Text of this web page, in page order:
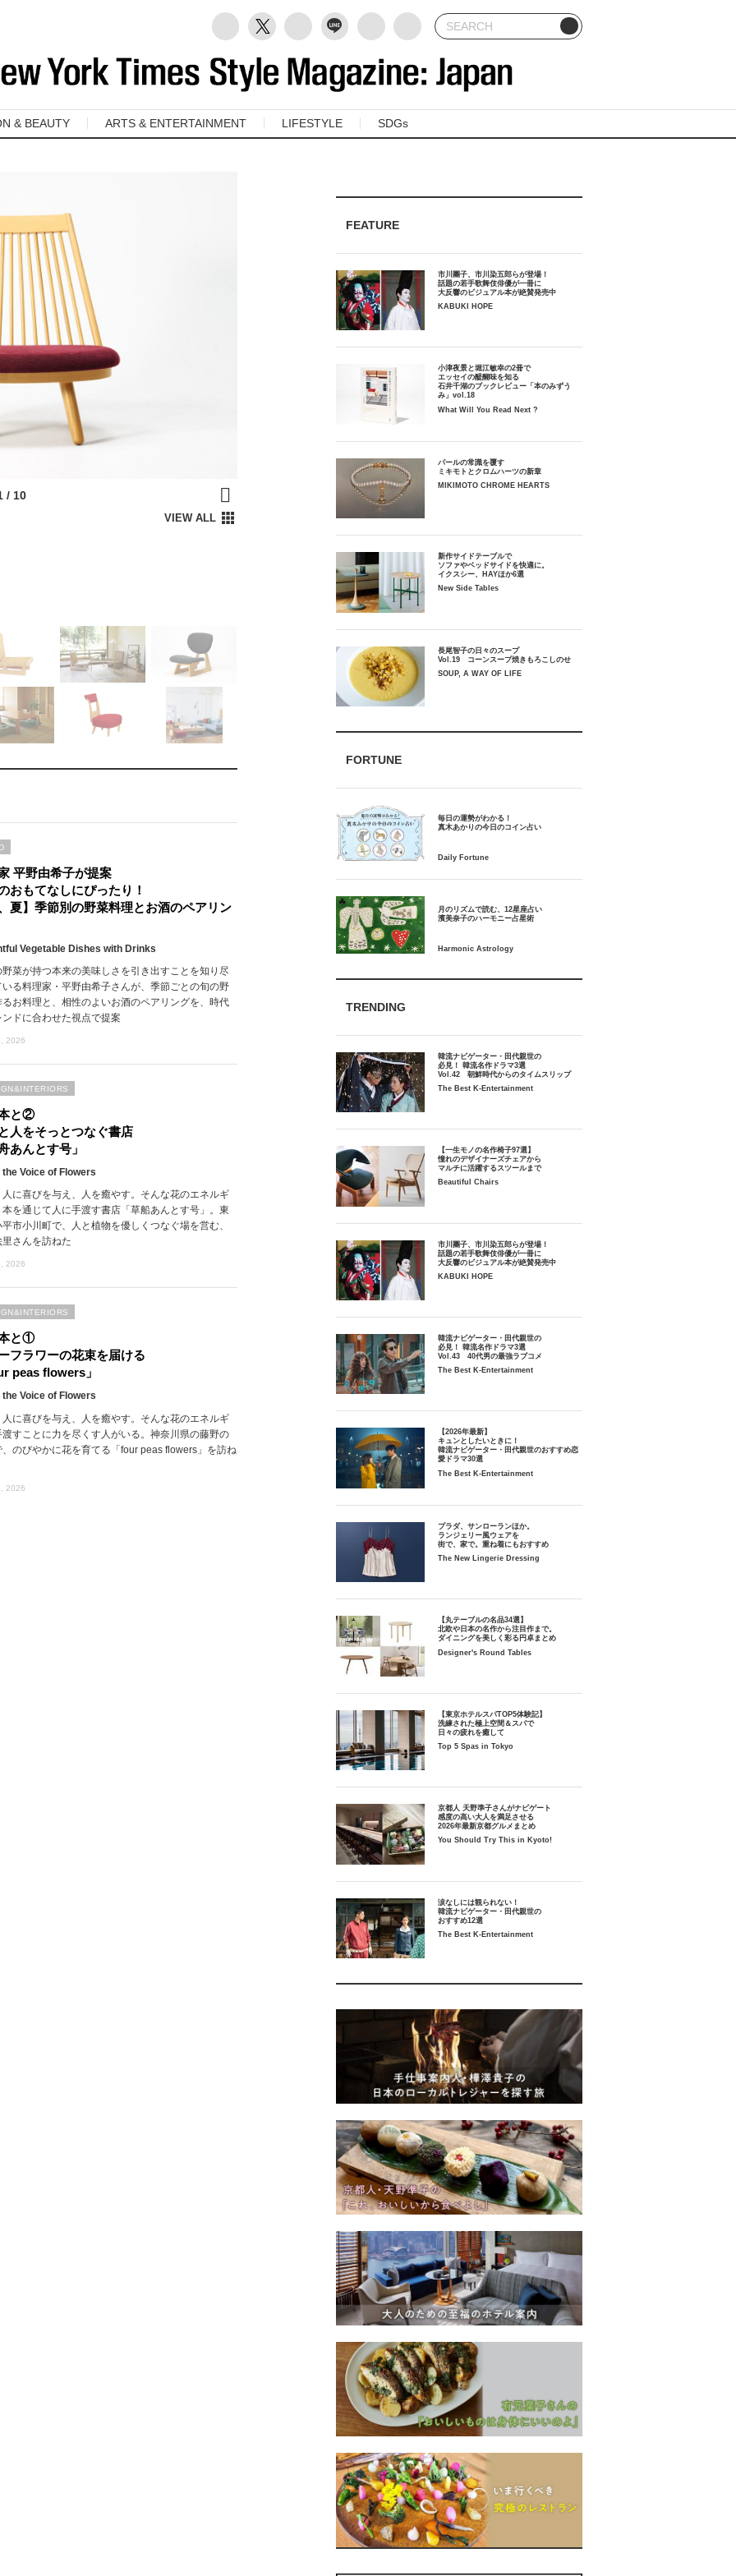
& BEAUTY ARTS & ENTERTAINMENT LIFESTYLE SDGs
平野由希子が提案
おもてなしにぴったり！
、夏】季節別の野菜料理とお酒のペアリン
Vegetable Dishes with Drinks
野菜が持つ本来の美味しさを引き出すことを知り尽
いる料理家・平野由希子さんが、季節ごとの旬の野
るお料理と、相性のよいお酒のペアリングを、時代
ンドに合わせた視点で提案
2026
と②
人をそっとつなぐ書店
あんとす号」
the Voice of Flowers
人に喜びを与え、人を癒やす。そんな花のエネルギ
本を通じて人に手渡す書店「草船あんとす号」。東
市小川町で、人と植物を優しくつなぐ場を営む、
里さんを訪ねた
2026
と①
フラワーの花束を届ける
peas flowers」
the Voice of Flowers
人に喜びを与え、人を癒やす。そんな花のエネルギ
渡すことに力を尽くす人がいる。神奈川県の藤野の
、のびやかに花を育てる「four peas flowers」を訪ね
2026
FEATURE
市川團子、市川染五郎らが登場！
話題の若手歌舞伎俳優が一冊に
大反響のビジュアル本が絶賛発売中
KABUKI HOPE
小津夜景と堀江敏幸の2冊で
エッセイの醍醐味を知る
石井千湖のブックレビュー「本のみずう
み」vol.18
What Will You Read Next ?
パールの常識を覆す
ミキモトとクロムハーツの新章
MIKIMOTO CHROME HEARTS
新作サイドテーブルで
ソファやベッドサイドを快適に。
イクスシー、HAYほか6選
New Side Tables
長尾智子の日々のスープ
Vol.19 コーンスープ焼きもろこしのせ
SOUP, A WAY OF LIFE
FORTUNE
毎日の運勢がわかる！
月のリズムで読む、12星座占い
TRENDING
韓流ナビゲーター・田代親世の
必見！ 韓流名作ドラマ3選
Vol.42 朝鮮時代からのタイムスリップ
The Best K-Entertainment
【一生モノの名作椅子97選】
憧れのデザイナーズチェアから
マルチに活躍するスツールまで
Beautiful Chairs
市川團子、市川染五郎らが登場！
話題の若手歌舞伎俳優が一冊に
大反響のビジュアル本が絶賛発売中
KABUKI HOPE
韓流ナビゲーター・田代親世の
必見！ 韓流名作ドラマ3選
Vol.43 40代男の最強ラブコメ
The Best K-Entertainment
【2026年最新】
キュンとしたいときに！
韓流ナビゲーター・田代親世のおすすめ恋
愛ドラマ30選
The Best K-Entertainment
プラダ、サンローランほか。
ランジェリー風ウェアを
街で、家で。重ね着にもおすすめ
The New Lingerie Dressing
【丸テーブルの名品34選】
北欧や日本の名作から注目作まで。
ダイニングを美しく彩る円卓まとめ
Designer's Round Tables
【東京ホテルスパTOP5体験記】
洗練された極上空間＆スパで
日々の疲れを癒して
Top 5 Spas in Tokyo
京都人 天野準子さんがナビゲート
感度の高い大人を満足させる
2026年最新京都グルメまとめ
You Should Try This in Kyoto!
涙なしには観られない！
韓流ナビゲーター・田代親世の
おすすめ12選
The Best K-Entertainment